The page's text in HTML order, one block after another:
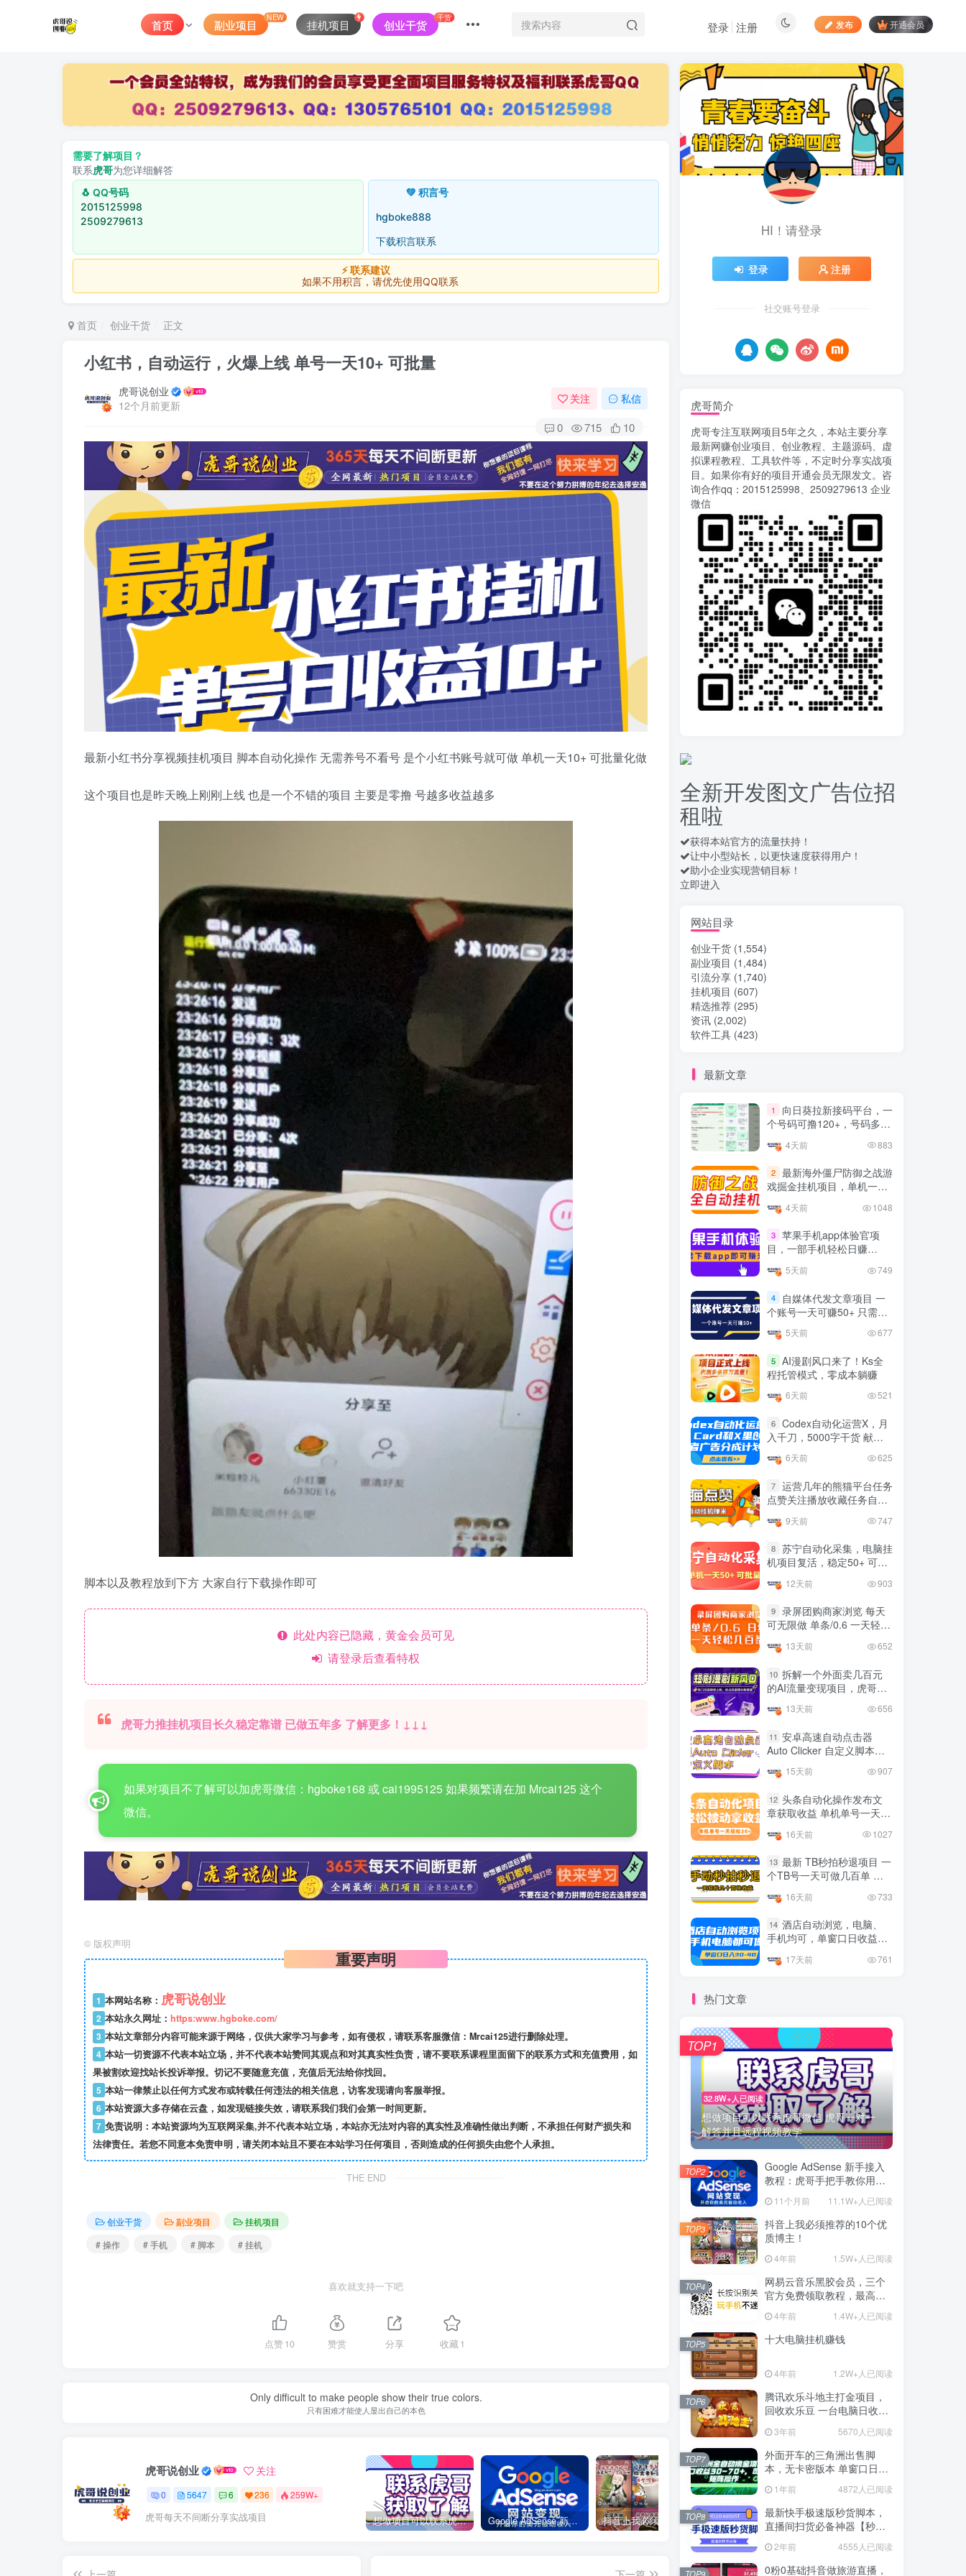
首页 副业项目
NEW
挂机项目 创业干货
干货
发布 开通会员
登录 注册
需要了解项目？
联系虎哥为您详细解答
🐧 QQ号码
2015125998
2509279613
💚 积言号
hgboke888
下载积言联系
⚡ 联系建议
如果不用积言，请优先使用QQ联系
首页 创业干货 正文
小红书，自动运行，​火爆上线 单号一天10+ 可批量
虎哥说创业
12个月前更新
关注 私信
0 715 10
最新小红书分享视频挂机项目 脚本自动化操作 无需养号不看号 是个小红书账号就可做 单机一天10+ 可批量化做
这个项目也是昨天晚上刚刚上线 也是一个不错的项目 主要是零撸 号越多收益越多
脚本以及教程放到下方 大家自行下载操作即可
此处内容已隐藏，黄金会员可见
请登录后查看特权
虎哥力推挂机项目长久稳定靠谱 已做五年多 了解更多！↓↓↓
如果对项目不了解可以加虎哥微信：hgboke168 或 cai1995125 如果频繁请在加 Mrcai125 这个
微信。
© 版权声明
重要声明
1 本网站名称： 虎哥说创业
2 本站永久网址： https:www.hgboke.com/
3 本站文章部分内容可能来源于网络，仅供大家学习与参考，如有侵权，请联系客服微信：Mrcai125进行删除处理。
4 本站一切资源不代表本站立场，并不代表本站赞同其观点和对其真实性负责，请不要联系课程里面留下的联系方式和充值费用，如
果被割欢迎找站长投诉举报。切记不要随意充值，充值后无法给你找回。
5 本站一律禁止以任何方式发布或转载任何违法的相关信息，访客发现请向客服举报。
6 本站资源大多存储在云盘，如发现链接失效，请联系我们我们会第一时间更新。
7 免责说明：本站资源均为互联网采集,并不代表本站立场，本站亦无法对内容的真实性及准确性做出判断，不承担任何财产损失和
法律责任。若您不同意本免责申明，请关闭本站且不要在本站学习任何项目，否则造成的任何损失由您个人承担。
THE END
创业干货 副业项目
挂机项目
# 操作
# 手机 # 脚本 # 挂机
喜欢就支持一下吧
点赞10 赞赏 分享 收藏1
Only difficult to make people show their true colors.
只有困难才能使人显出自己的本色
虎哥说创业 关注
0 5647 6 236 259W+
虎哥每天不间断分享实战项目 想做项目可以联系虎哥微信 虎哥一对一解答并且远程视频教学 Google AdSense 新手接入教程：虎哥手把手教你用网站赚取美元收入 抖音上我必须推荐的10个优质博主！ 网易云音乐黑胶会员，三个官方免费领取教程，最高可领1年 十大电脑挂机赚钱
最新文章
1 向日葵拉新接码平台，一
个号码可撸120+，号码多的
翻倍
4天前 883
2 最新海外僵尸防御之战游
戏掘金挂机项目，单机一天
150+
4天前
苹果手机app体验官项
50+的项目 只需动动手指下
载安装app即可获取高额收
个账号一天可赚50+ 只需动
5
AI漫剧风口来了！Ks全
入千刀，5000字干货 献给
喜欢出海的朋友
6天前 625
7
运营几年的熊猫平台任务
点赞关注播放收藏任务自动
量
747
8
苏宁自动化采集，电脑挂
机项目复活，稳定50+ 可批
量
12天前 903
9 录屏团购商家浏览 每天
可无限做 单条/0.6 一天轻松
几百条 每天日结 多做多得
13天前 652
10
拆解一个外面卖几百元
的AI流量变现项目，虎哥这
里免费分享操作玩法
13天前 656
12 头条自动化操作发布文
13 最新 TB秒拍秒退项目 一
个TB号一天可做几百单 单
热门文章
想做项目可以联系虎哥微信 虎哥一对一
解答并且远程视频教学
TOP1
Google AdSense 新手接入
教程：虎哥手把手教你用网
站赚取美元收入
TOP2
质博主！
4年前 1.5W+人已阅读
网易云音乐黑胶会员，三个
官方免费领取教程，最高可
领1年
4年前 1.4W+人已阅读
十大电脑挂机赚钱
4年前 1.2W+人已阅读
TOP5
腾讯欢乐斗地主打金项目，
回收欢乐豆 一台电脑日收益
500+
3年前 5670人已阅读
TOP6
外面开车的三角洲出售脚
本，无卡密版本 单窗口日收
益30-70+ 可批量操作
1年前 4872人已阅读
TOP7
最新快手极速版秒货脚本，
直播间扫货必备神器【秒货
2年前 4555人已阅读
TOP8
0粉0基础抖音做旅游直播，
30天带货250万GMV，纯利
10万，及经验
TOP9
国内最多电脑挂机赚钱项目
TOP10
友情链接申请联系虎哥
HI！请登录
登录 注册
社交账号登录
虎哥简介
虎哥专注互联网项目5年之久，本站主要分享
最新网赚创业项目、创业教程、主题源码、虚
拟课程教程、工具软件等，不定时分享实战项
目。如果你有好的项目开通会员无限发文。咨
询合作qq：2015125998、2509279613 企业
微信
全新开发图文广告位招
租啦
获得本站官方的流量扶持！
让中小型站长，以更快速度获得用户！
助小企业实现营销目标！
立即进入
网站目录
创业干货 (1,554)
副业项目 (1,484)
引流分享 (1,740)
挂机项目 (607)
精选推荐 (295)
资讯 (2,002)
软件工具 (423)
最新文章
1
向日葵拉新接码平台，一
个号码可撸120+，号码多的
4天前 883
2 最新海外僵尸防御之战游
戏掘金挂机项目，单机一天
4天前 1048
3 苹果手机app体验官项
目，一部手机轻松日赚
载安装app即可获取高额收
5天前 749
4
自媒体代发文章项目 一
个账号一天可赚50+ 只需动
5天前 677
5 AI漫剧风口来了！Ks全
程托管模式，零成本躺赚
6天前 521
6 Codex自动化运营X，月
入千刀，5000字干货 献给
6天前 625
7 运营几年的熊猫平台任务
点赞关注播放收藏任务自动
量
9天前 747
8 苏宁自动化采集，电脑挂
机项目复活，稳定50+ 可批
12天前 903
9 录屏团购商家浏览 每天
可无限做 单条/0.6 一天轻松
13天前 652
10 拆解一个外面卖几百元
的AI流量变现项目，虎哥这
13天前 656
11 安卓高速自动点击器
Auto Clicker 自定义脚本、
工具15天前 907
12 头条自动化操作发布文
章获取收益 单机单号一天下
16天前 1027
13 最新 TB秒拍秒退项目 一
个TB号一天可做几百单 单
16天前 733
14 酒店自动浏览，电脑、
手机均可，单窗口日收益30
17天前 761
热门文章
32.8W+人已阅读
想做项目可以联系虎哥微信 虎哥一对一
解答并且远程视频教学
TOP1
Google AdSense 新手接入
教程：虎哥手把手教你用网
站赚取美元收入
11个月前 11.1W+人已阅读
TOP2
抖音上我必须推荐的10个优
质博主！
4年前 1.5W+人已阅读
TOP3
网易云音乐黑胶会员，三个
官方免费领取教程，最高可
领1年
4年前 1.4W+人已阅读
TOP4
十大电脑挂机赚钱
4年前 1.2W+人已阅读
TOP5
腾讯欢乐斗地主打金项目，
回收欢乐豆 一台电脑日收益
3年前 5670人已阅读
TOP6
外面开车的三角洲出售脚
本，无卡密版本 单窗口日收
1年前 4872人已阅读
TOP7
最新快手极速版秒货脚本，
直播间扫货必备神器【秒货
2年前 4555人已阅读
TOP8
0粉0基础抖音做旅游直播，